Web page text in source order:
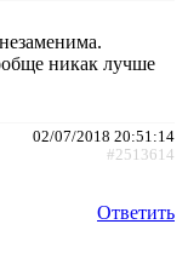
никак лучше
02/07/2018 20:51:14
#2513614
Ответить